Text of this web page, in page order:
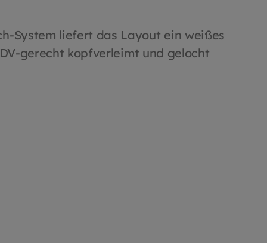
System liefert das Layout ein weißes
gerecht kopfverleimt und gelocht